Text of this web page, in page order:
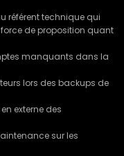
référent technique qui
force de proposition quant
manquants dans la
lors des backups de
externe des
sur les